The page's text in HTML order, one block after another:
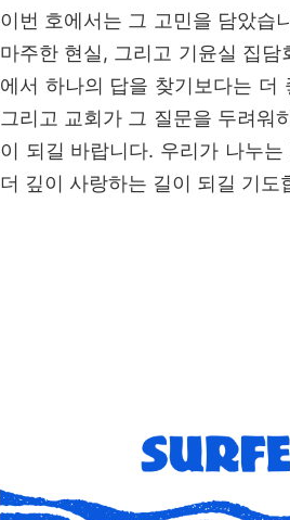
이번 호에서는 그 고민을 담았습
마주한 현실, 그리고 기윤실 집
에서 하나의 답을 찾기보다는 더
그리고 교회가 그 질문을 두려워
이 되길 바랍니다. 우리가 나누
더 깊이 사랑하는 길이 되길 기